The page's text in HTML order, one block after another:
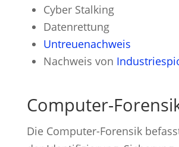
Cyber Stalking
Datenrettung
Untreuenachweis
Nachweis von
Computer-
Die Computer-Forensik